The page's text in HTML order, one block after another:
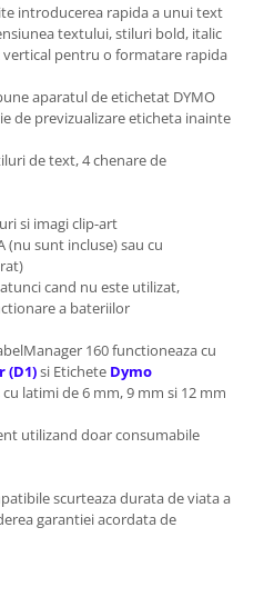
introducerea rapida a unui text
textului, stiluri bold, italic
pentru o formatare rapida
aparatul de etichetat DYMO
de previzualizare eticheta inainte
de text, 4 chenare de
si imagi clip-art
(nu sunt incluse) sau cu
cand nu este utilizat,
a bateriilor
160 functioneaza cu
(D1)si Etichete Dymo
cu latimi de 6 mm, 9 mm si 12 mm
utilizand doar consumabile
scurteaza durata de viata a
garantiei acordata de